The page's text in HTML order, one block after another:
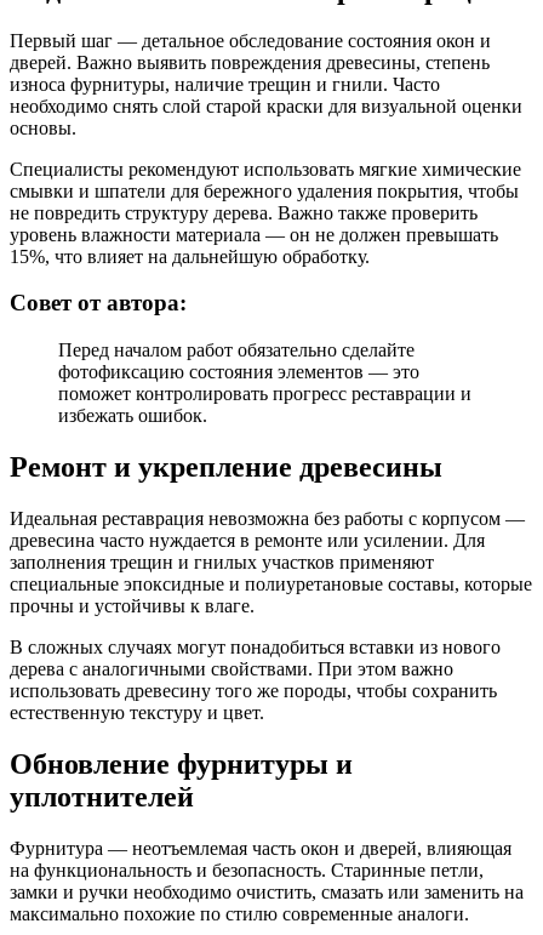
Первый шаг — детальное обследование состояния окон и
дверей. Важно выявить повреждения древесины, степень
износа фурнитуры, наличие трещин и гнили. Часто
необходимо снять слой старой краски для визуальной оценки
основы.
Специалисты рекомендуют использовать мягкие химические
смывки и шпатели для бережного удаления покрытия, чтобы
не повредить структуру дерева. Важно также проверить
уровень влажности материала — он не должен превышать
15%, что влияет на дальнейшую обработку.
Совет от автора:
Перед началом работ обязательно сделайте
фотофиксацию состояния элементов — это
поможет контролировать прогресс реставрации и
избежать ошибок.
Ремонт и укрепление древесины
Идеальная реставрация невозможна без работы с корпусом —
древесина часто нуждается в ремонте или усилении. Для
заполнения трещин и гнилых участков применяют
специальные эпоксидные и полиуретановые составы, которые
прочны и устойчивы к влаге.
В сложных случаях могут понадобиться вставки из нового
дерева с аналогичными свойствами. При этом важно
использовать древесину того же породы, чтобы сохранить
естественную текстуру и цвет.
Обновление фурнитуры и
уплотнителей
Фурнитура — неотъемлемая часть окон и дверей, влияющая
на функциональность и безопасность. Старинные петли,
замки и ручки необходимо очистить, смазать или заменить на
максимально похожие по стилю современные аналоги.